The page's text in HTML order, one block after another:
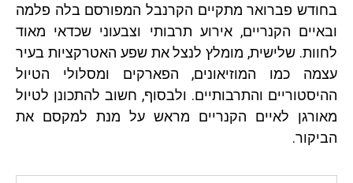
בחודש פברואר מתקיים הקרנבל המפורסם בלה פלמה
ובאיים הקנריים, אירוע תרבותי וצבעוני שכדאי מאוד
לחוות. שלישית, מומלץ לנצל את שפע האטרקציות בעיר
עצמה כמו המוזיאונים, הפארקים ומסלולי הטיול
ההיסטוריים והתרבותיים. ולבסוף, חשוב להתכונן לטיול
מאורגן לאיים הקנריים מראש על מנת למקסם את
הביקור.